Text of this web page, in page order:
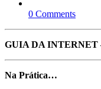
0 Comments
GUIA DA INTERNET
Na Prática…